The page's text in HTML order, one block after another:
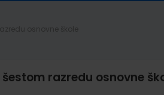
razredu osnovne